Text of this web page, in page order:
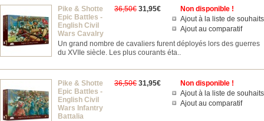
Non disponible !
Ajout à la liste de souhaits
Ajout au comparatif
36,50€ 31,95€
Pike & Shotte
Epic Battles -
English Civil
Wars Cavalry
Un grand nombre de cavaliers furent déployés lors des guerres
du XVIIe siècle. Les plus courants éta..
Non disponible !
Ajout à la liste de souhaits
Ajout au comparatif
36,50€ 31,95€
Pike & Shotte
Epic Battles -
English Civil
Wars Infantry
Battalia